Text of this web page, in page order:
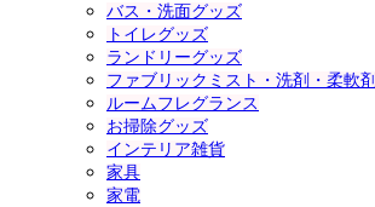
バス・洗面グッズ
トイレグッズ
ランドリーグッズ
ファブリックミスト・洗剤・柔軟剤
ルームフレグランス
お掃除グッズ
インテリア雑貨
家具
家電